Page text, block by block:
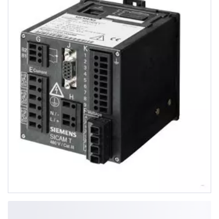
100mm, IP20, 2 Binärausgänge,
Ethernet Schnittstelle...